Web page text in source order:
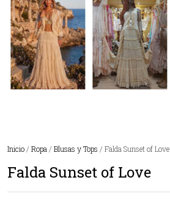
Inicio / Ropa / Blusas y Tops / Falda Sunset of Love
Falda Sunset of Love